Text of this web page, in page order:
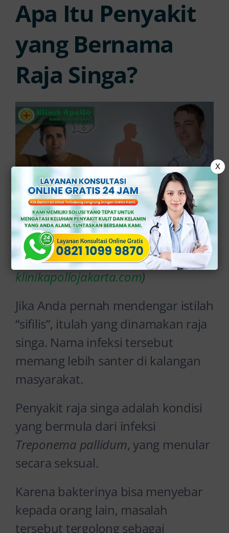
Apa Itu Penyakit
yang Bernama
Raja Singa?
Informasi Terkait Apa Itu Penyakit
yang Bernama Raja Singa? (Sumber:
klinikapollojakarta.com)
Jika Anda pernah mendengar istilah
“sifilis”, itulah yang dinamakan raja
singa. Nama infeksi tersebut
memang lebih santer di kalangan
masyarakat.
Penyakit raja singa adalah kondisi
yang bermula dari infeksi
Treponema pallidum, yang menular
secara seksual.
Karena bakterinya bisa menyebar
kepada orang lain, masalah
tersebut tergolong sebagai
X